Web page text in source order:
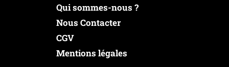
Qui sommes-nous ?
Nous Contacter
CGV
Mentions légales